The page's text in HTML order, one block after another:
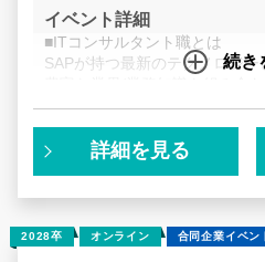
イベント詳細
■ITコンサルタント職とは
SAPが持つ最新のテクノロジ
ートとも協業し、お客様のビ
ンを提案し、実現していきま
メリットを享受できるように、
■SAPジャパンとは
続き
詳細を見る
2028卒 オンライン 合同企業イベン